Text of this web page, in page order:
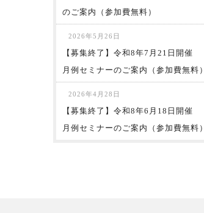
のご案内（参加費無料）
2026年5月26日
【募集終了】令和8年7月21日開催
月例セミナーのご案内（参加費無料）
2026年4月28日
【募集終了】令和8年6月18日開催
月例セミナーのご案内（参加費無料）